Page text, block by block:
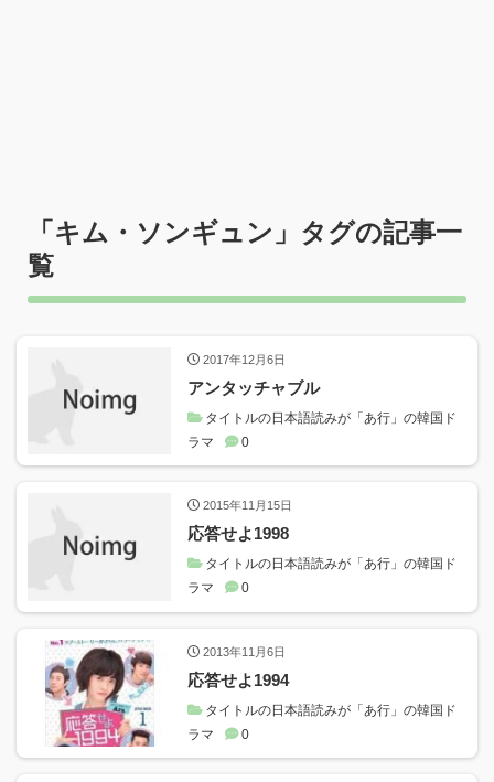
「キム・ソンギュン 」タグの記事一
覧
2017年12月6日
アンタッチャブル
タイトルの日本語読みが「あ行」の韓国ド
ラマ
0
2015年11月15日
応答せよ1998
タイトルの日本語読みが「あ行」の韓国ド
ラマ
0
2013年11月6日
応答せよ1994
タイトルの日本語読みが「あ行」の韓国ド
ラマ
0